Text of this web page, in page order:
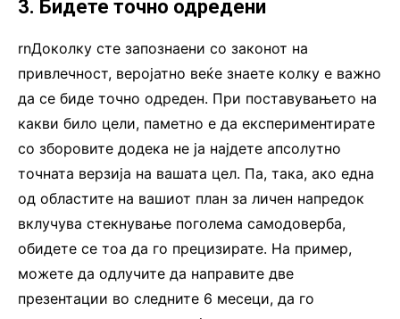
3. Бидете точно одредени
rnДоколку сте запознаени со законот на
привлечност, веројатно веќе знаете колку е важно
да се биде точно одреден. При поставувањето на
какви било цели, паметно е да експериментирате
со зборовите додека не ја најдете апсолутно
точната верзија на вашата цел. Па, така, ако една
од областите на вашиот план за личен напредок
вклучува стекнување поголема самодоверба,
обидете се тоа да го прецизирате. На пример,
можете да одлучите да направите две
презентации во следните 6 месеци, да го